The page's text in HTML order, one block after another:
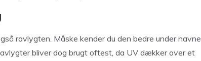
ravlygten. Måske kender du den bedre under navne
bliver dog brugt oftest, da UV dækker over et